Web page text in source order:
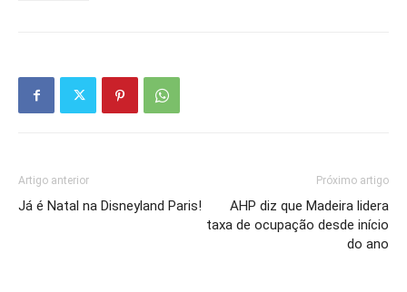
Artigo anterior
Já é Natal na Disneyland Paris!
Próximo artigo
AHP diz que Madeira lidera
taxa de ocupação desde início
do ano